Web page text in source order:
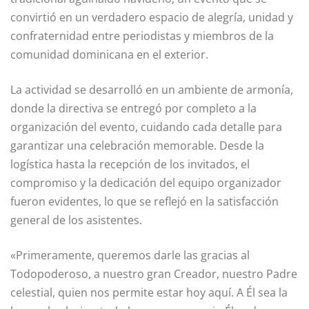
convirtió en un verdadero espacio de alegría, unidad y
confraternidad entre periodistas y miembros de la
comunidad dominicana en el exterior.
La actividad se desarrolló en un ambiente de armonía,
donde la directiva se entregó por completo a la
organización del evento, cuidando cada detalle para
garantizar una celebración memorable. Desde la
logística hasta la recepción de los invitados, el
compromiso y la dedicación del equipo organizador
fueron evidentes, lo que se reflejó en la satisfacción
general de los asistentes.
«Primeramente, queremos darle las gracias al
Todopoderoso, a nuestro gran Creador, nuestro Padre
celestial, quien nos permite estar hoy aquí. A Él sea la